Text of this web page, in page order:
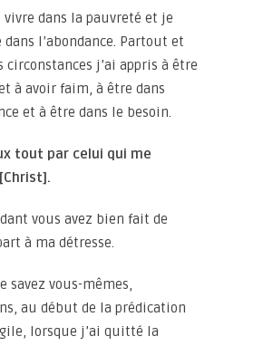
vivre dans la pauvreté et je
dans l’abondance. Partout et
circonstances j’ai appris à être
à avoir faim, à être dans
et à être dans le besoin.
tout par celui qui me
vous avez bien fait de
à ma détresse.
savez vous-mêmes,
au début de la prédication
lorsque j’ai quitté la